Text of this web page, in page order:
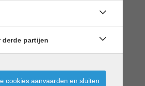
partijen
cookies aanvaarden en sluiten